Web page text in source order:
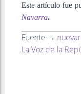
Este artículo fue
Navarra.
Fuente →
La Voz de la